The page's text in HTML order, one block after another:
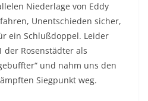
Niederlage von Eddy
Unentschieden sicher,
ein Schlußdoppel. Leider
der Rosenstädter als
und nahm uns den
Siegpunkt weg.